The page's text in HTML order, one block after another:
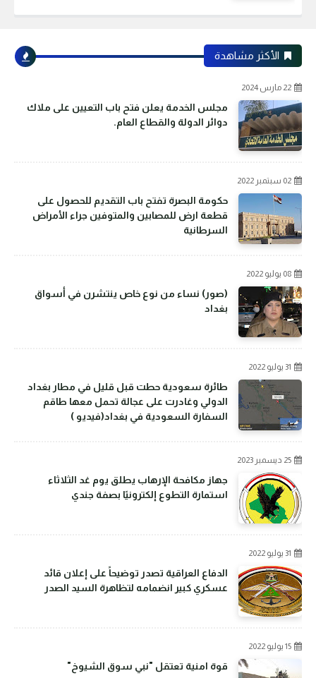
الأكثر مشاهدة
22 مارس 2024
مجلس الخدمة يعلن فتح باب التعيين على ملاك
دوائر الدولة والقطاع العام.
02 سبتمبر 2022
حكومة البصرة تفتح باب التقديم للحصول على
قطعة ارض للمصابين والمتوفين جراء الأمراض
السرطانية
08 يوليو 2022
(صور) نساء من نوع خاص ينتشرن في أسواق
بغداد
31 يوليو 2022
طائرة سعودية حطت قبل قليل في مطار بغداد
الدولي وغادرت على عجالة تحمل معها طاقم
السفارة السعودية في بغداد(فيديو )
25 ديسمبر 2023
جهاز مكافحة الإرهاب يطلق يوم غد الثلاثاء
استمارة التطوع إلكترونيًا بصفة جندي
31 يوليو 2022
الدفاع العراقية تصدر توضيحاً على إعلان قائد
عسكري كبير انضمامه لتظاهرة السيد الصدر
15 يوليو 2022
قوة امنية تعتقل "نبي سوق الشيوخ"